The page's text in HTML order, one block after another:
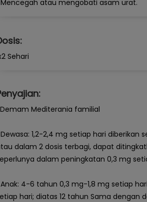
Mencegah atau mengobati asam urat.
Sehari
Mediterania familial
Dewasa: 1,2-2,4 mg setiap hari diberikan
dalam 2 dosis terbagi, dapat
dalam peningkatan 0,3 mg
Anak: 4-6 tahun 0,3 mg-1,8 mg setiap
hari; diatas 12 tahun Sama dengan